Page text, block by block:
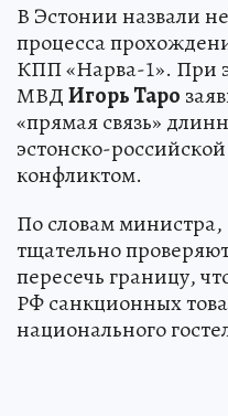
В Эстонии назвали
процесса
КПП «Нарва-1». При
МВДИгорь Таро
«прямая связь»
эстонско-
конфликтом.
По словам
тщательно
пересечь границу,
РФ санкционных
национального